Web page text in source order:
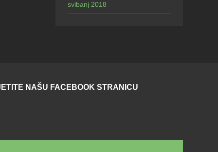
svibanj 2018
NAŠU FACEBOOK STRANICU